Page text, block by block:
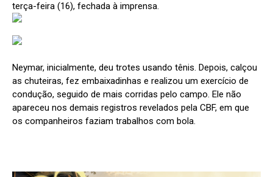
terça-feira (16), fechada à imprensa.
Neymar, inicialmente, deu trotes usando tênis. Depois, calçou
as chuteiras, fez embaixadinhas e realizou um exercício de
condução, seguido de mais corridas pelo campo. Ele não
apareceu nos demais registros revelados pela CBF, em que
os companheiros faziam trabalhos com bola.